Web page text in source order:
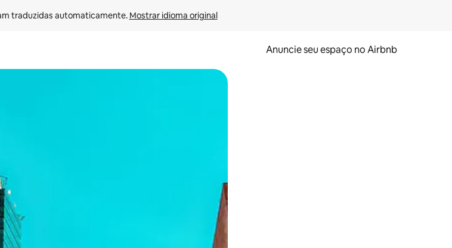
traduzidas automaticamente. Mostrar idioma original
Anuncie seu espaço no Airbnb
cima e para baixo do teclado ou tocando e deslizando o dedo na tela.